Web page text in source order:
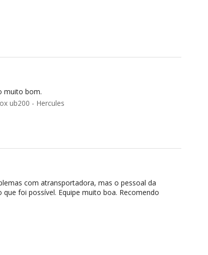
muito bom.
ub200 - Hercules
com atransportadora, mas o pessoal da
foi possível. Equipe muito boa. Recomendo